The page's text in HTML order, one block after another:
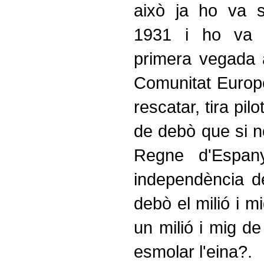
això ja ho va
1931 i ho va
primera
Comunitat
rescatar, tira
de debò que si
Regne
independència
debò el milió i
un milió i mig
esmolar l'eina?.